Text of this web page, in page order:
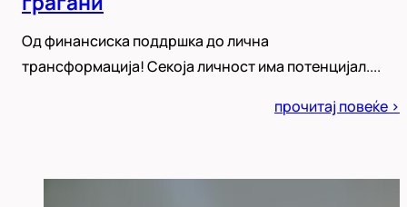
Од финансиска поддршка до лична
трансформација! Секоја личност има потенцијал....
прочитај повеќе >